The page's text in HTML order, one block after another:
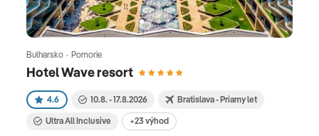
Hotel Wave resort
Bulharsko · Pomorie
4.6 10.8. - 17.8.2026 Bratislava - Priamy let
Ultra All Inclusive +23 výhod